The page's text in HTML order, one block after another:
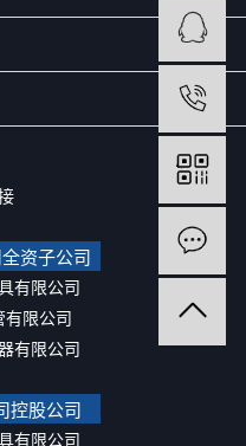
资子公司
有限公司
限公司
有限公司
控股公司
有限公司